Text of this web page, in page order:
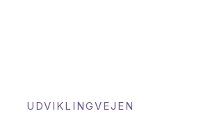
UDVIKLINGVEJEN